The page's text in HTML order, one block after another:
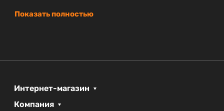
долговечностью. На резинотехнические изделия
позволяет легко монтировать раковину к
BelBagno — это бренд, который заслуженно
пользуется доверием покупателей благодаря
Показать полностью
Интернет-магазин
Компания